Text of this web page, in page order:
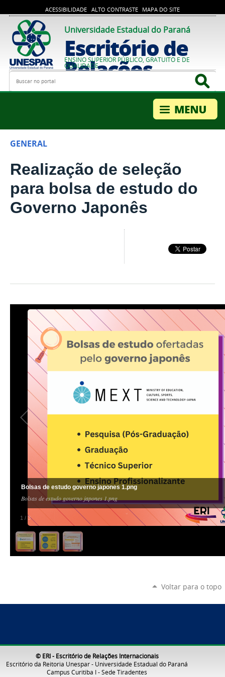
ACESSIBILIDADE ALTO CONTRASTE MAPA DO SITE
Universidade Estadual do Paraná
Escritório de
Relações
Internacionais
ENSINO SUPERIOR PÚBLICO, GRATUITO E DE
QUALIDADE
Busca
GENERAL
Realização de seleção
para bolsa de estudo do
Governo Japonês
1 / 3
Bolsas de estudo governo japones 1.png
Bolsas de estudo governo japones 1.png
Voltar para o topo
© ERI - Escritório de Relações Internacionais
Escritório da Reitoria Unespar - Universidade Estadual do Paraná
Campus Curitiba I - Sede Tiradentes